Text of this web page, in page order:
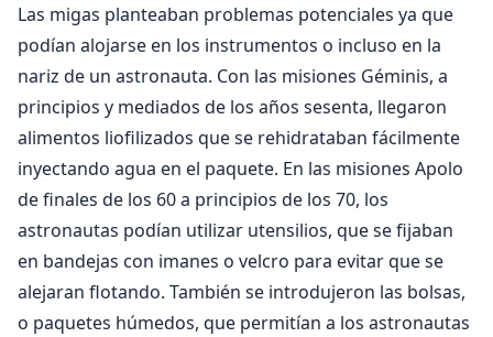
Las migas planteaban problemas potenciales ya que
podían alojarse en los instrumentos o incluso en la
nariz de un astronauta. Con las misiones Géminis, a
principios y mediados de los años sesenta, llegaron
alimentos liofilizados que se rehidrataban fácilmente
inyectando agua en el paquete. En las misiones Apolo
de finales de los 60 a principios de los 70, los
astronautas podían utilizar utensilios, que se fijaban
en bandejas con imanes o velcro para evitar que se
alejaran flotando. También se introdujeron las bolsas,
o paquetes húmedos, que permitían a los astronautas